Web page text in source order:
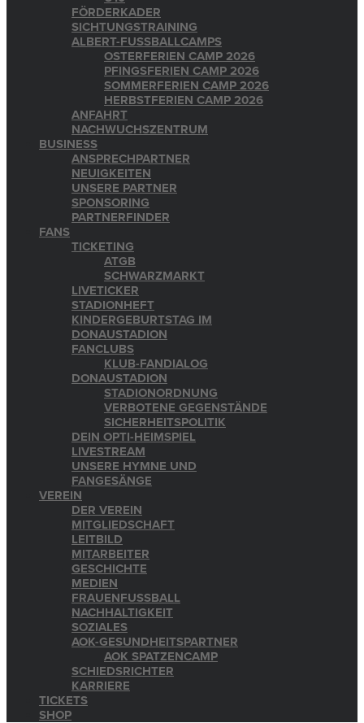
FÖRDERKADER
SICHTUNGSTRAINING
ALBERT-FUSSBALLCAMPS
OSTERFERIEN CAMP 2026
PFINGSFERIEN CAMP 2026
SOMMERFERIEN CAMP 2026
HERBSTFERIEN CAMP 2026
ANFAHRT
NACHWUCHSZENTRUM
BUSINESS
ANSPRECHPARTNER
NEUIGKEITEN
UNSERE PARTNER
SPONSORING
PARTNERFINDER
FANS
TICKETING
ATGB
SCHWARZMARKT
LIVETICKER
STADIONHEFT
KINDERGEBURTSTAG IM
DONAUSTADION
FANCLUBS
KLUB-FANDIALOG
DONAUSTADION
STADIONORDNUNG
VERBOTENE GEGENSTÄNDE
SICHERHEITSPOLITIK
DEIN OPTI-HEIMSPIEL
LIVESTREAM
UNSERE HYMNE UND
FANGESÄNGE
VEREIN
DER VEREIN
MITGLIEDSCHAFT
LEITBILD
MITARBEITER
GESCHICHTE
MEDIEN
FRAUENFUSSBALL
NACHHALTIGKEIT
SOZIALES
AOK-GESUNDHEITSPARTNER
AOK SPATZENCAMP
SCHIEDSRICHTER
KARRIERE
TICKETS
SHOP